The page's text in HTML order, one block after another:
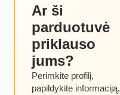
Ar ši
parduotuvė
priklauso
jums?
Perimkite profilį,
papildykite informaciją,